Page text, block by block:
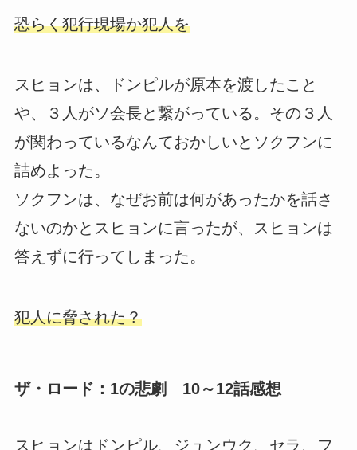
恐らく犯行現場か犯人を
スヒョンは、ドンピルが原本を渡したこと
や、３人がソ会長と繋がっている。その３人
が関わっているなんておかしいとソクフンに
詰めよった。
ソクフンは、なぜお前は何があったかを話さ
ないのかとスヒョンに言ったが、スヒョンは
答えずに行ってしまった。
犯人に脅された？
ザ・ロード：1の悲劇 10～12話感想
スヒョンはドンピル、ジュンウク、セラ、フ